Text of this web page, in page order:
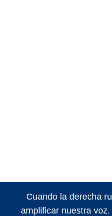
Cuando la derecha
amplificar nuestra